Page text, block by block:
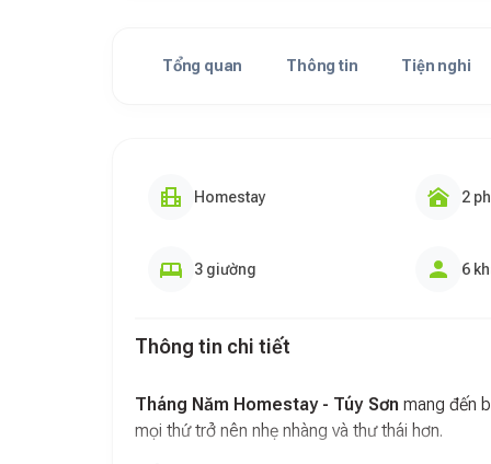
Tổng quan Thông tin Tiện nghi
Homestay 2
3 giường 6
Thông tin chi tiết
Tháng Năm Homestay - Túy Sơn mang đến
mọi thứ trở nên nhẹ nhàng và thư thái hơn.